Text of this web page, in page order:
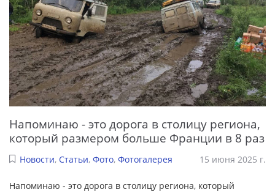
Напоминаю - это дорога в столицу региона,
который размером больше Франции в 8 раз
Новости, Статьи, Фото, Фотогалерея 15 июня 2025 г.
Напоминаю - это дорога в столицу региона, который